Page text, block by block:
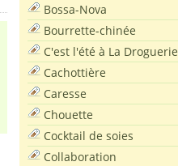
Bossa-Nova
Bourrette-chinée
C'est l'été à La Droguerie
Cachottière
Caresse
Chouette
Cocktail de soies
Collaboration